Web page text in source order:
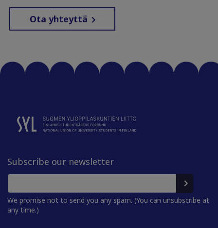
Ota yhteyttä
Subscribe our newsletter
We promise not to send you any spam. (You can unsubscribe at
any time.)